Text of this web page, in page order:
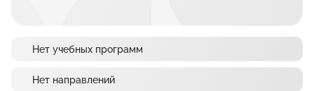
Нет учебных программ
Нет направлений